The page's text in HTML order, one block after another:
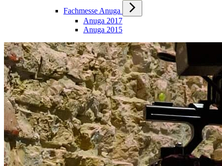
Fachmesse Anuga
Anuga 2017
Anuga 2015